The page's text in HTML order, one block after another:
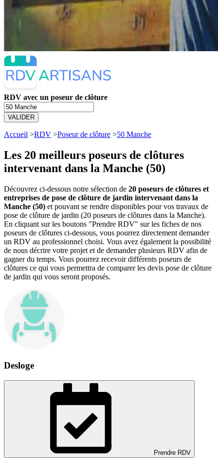
RDV avec un poseur de clôture
VALIDER
Accueil >RDV >Poseur de clôture >50 Manche
Les 20 meilleurs poseurs de clôtures
intervenant dans la Manche (50)
Découvrez ci-dessous notre sélection de 20 poseurs de clôtures et
entreprises de pose de clôture de jardin intervenant dans la
Manche (50) et pouvant se rendre disponibles pour vos travaux de
pose de clôture de jardin (20 poseurs de clôtures dans la Manche).
En cliquant sur les boutons "Prendre RDV" sur les fiches de nos
poseurs de clôtures ci-dessous, vous pourrez directement demander
un RDV au professionnel choisi. Vous avez également la possibilité
de nous décrire votre projet et de demander plusieurs RDV afin de
gagner du temps. Vous pourrez recevoir différents poseurs de
clôtures ce qui vous permettra de comparer les devis pose de clôture
de jardin qui vous seront proposés.
Desloge
Prendre RDV